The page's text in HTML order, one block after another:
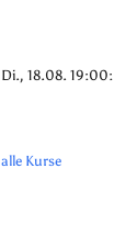
Di., 18.08. 19:00:
alle Kurse